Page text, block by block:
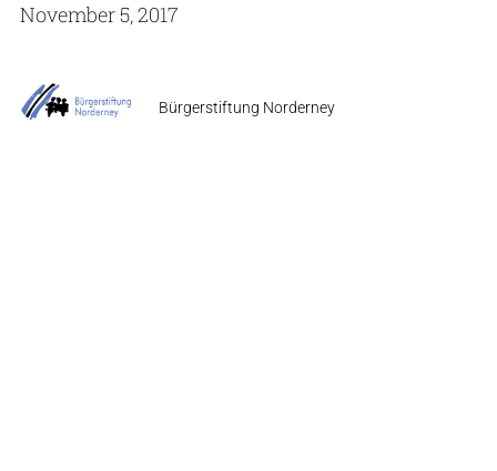
November 5, 2017
Bürgerstiftung Norderney